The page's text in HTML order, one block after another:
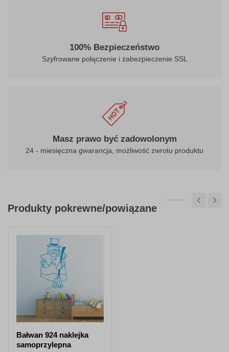
100% Bezpieczeństwo
Szyfrowane połączenie i zabezpieczenie SSL
Masz prawo być zadowolonym
24 - miesięczna gwarancja, możliwość zwrotu produktu
Produkty pokrewne/powiązane
Bałwan 924 naklejka
samoprzylepna